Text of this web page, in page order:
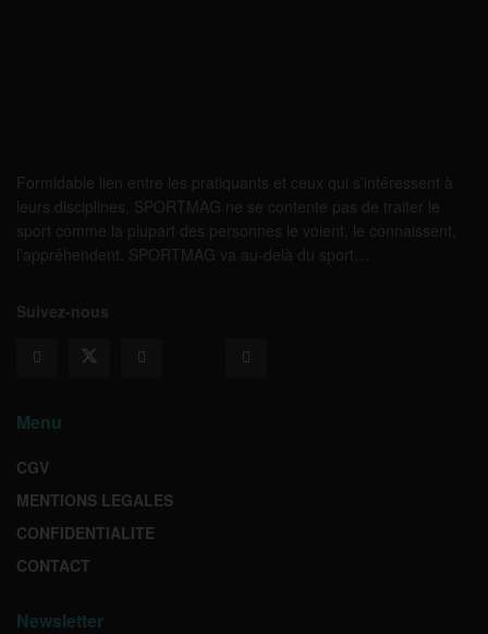
Formidable lien entre les pratiquants et ceux qui s’intéressent à
leurs disciplines, SPORTMAG ne se contente pas de traiter le
sport comme la plupart des personnes le voient, le connaissent,
l’appréhendent. SPORTMAG va au-delà du sport…
Suivez-nous
Menu
CGV
MENTIONS LEGALES
CONFIDENTIALITE
CONTACT
Newsletter